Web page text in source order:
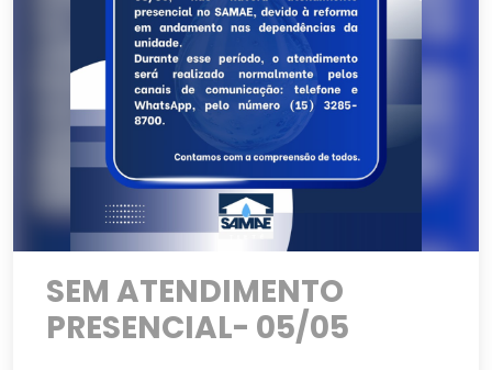
SEM ATENDIMENTO
PRESENCIAL- 05/05